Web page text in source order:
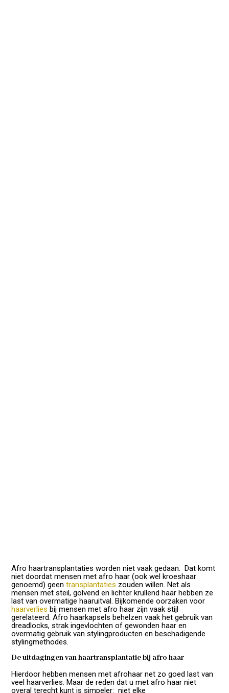
Afro haartransplantaties worden niet vaak gedaan. Dat komt
niet doordat mensen met afro haar (ook wel kroeshaar
genoemd) geentransplantaties zouden willen. Net als
mensen met steil, golvend en lichter krullend haar hebben ze
last van overmatige haaruitval. Bijkomende oorzaken voor
haarverlies bij mensen met afro haar zijn vaak stijl
gerelateerd. Afro haarkapsels behelzen vaak het gebruik van
dreadlocks, strak ingevlochten of gewonden haar en
overmatig gebruik van stylingproducten en beschadigende
stylingmethodes.
De uitdagingen van haartransplantatie bij afro haar
Hierdoor hebben mensen met afrohaar net zo goed last van
veel haarverlies. Maar de reden dat u met afro haar niet
overal terecht kunt is simpeler: niet elke